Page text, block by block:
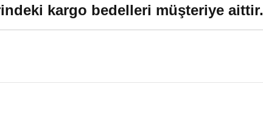
kargo bedelleri müşteriye aittir.